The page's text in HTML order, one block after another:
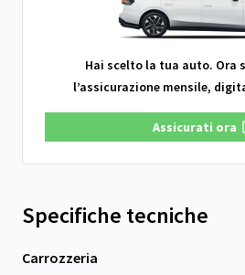
Hai scelto la tua auto. Ora
l’assicurazione mensile,
Assicurati ora
Specifiche tecniche
Carrozzeria